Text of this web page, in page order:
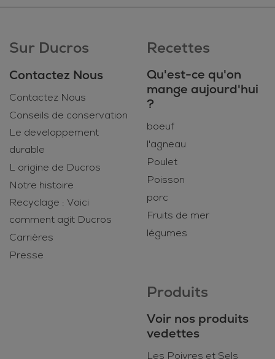
Sur Ducros
Contactez Nous
Contactez Nous
Conseils de conservation
Le developpement
durable
L origine de Ducros
Notre histoire
Recyclage : Voici
comment agit Ducros
Carrières
Presse
Recettes
Qu'est-ce qu'on
mange aujourd'hui
?
boeuf
l'agneau
Poulet
Poisson
porc
Fruits de mer
légumes
Produits
Voir nos produits
vedettes
Les Poivres et Sels